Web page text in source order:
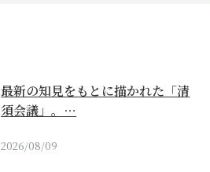
最新の知見をもとに描かれた「清
須会議」。…
2026/08/09